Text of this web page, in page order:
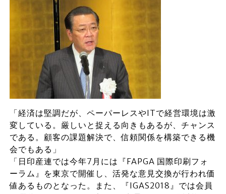
「経済は堅調だが、ペーパーレスやITで経営環境は激
変している。厳しいと捉える向きもあるが、チャンス
である。顧客の課題解決で、信頼関係を構築できる機
会でもある」
「日印産連では今年7月には『FAPGA 国際印刷フォ
ーラム』を東京で開催し、活発な意見交換が行われ価
値あるものとなった。また、『IGAS2018』では会員